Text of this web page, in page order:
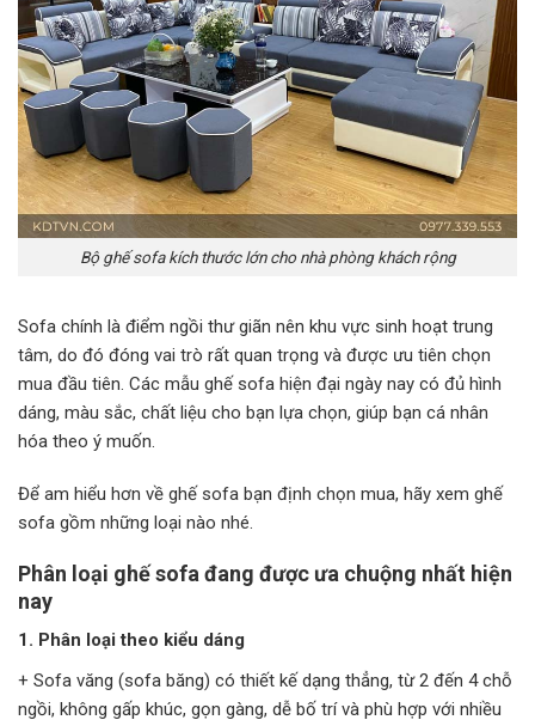
Bộ ghế sofa kích thước lớn cho nhà phòng khách rộng
Sofa chính là điểm ngồi thư giãn nên khu vực sinh hoạt trung
tâm, do đó đóng vai trò rất quan trọng và được ưu tiên chọn
mua đầu tiên. Các mẫu ghế sofa hiện đại ngày nay có đủ hình
dáng, màu sắc, chất liệu cho bạn lựa chọn, giúp bạn cá nhân
hóa theo ý muốn.
Để am hiểu hơn về ghế sofa bạn định chọn mua, hãy xem ghế
sofa gồm những loại nào nhé.
Phân loại ghế sofa đang được ưa chuộng nhất hiện
nay
1. Phân loại theo kiểu dáng
+ Sofa văng (sofa băng) có thiết kế dạng thẳng, từ 2 đến 4 chỗ
ngồi, không gấp khúc, gọn gàng, dễ bố trí và phù hợp với nhiều